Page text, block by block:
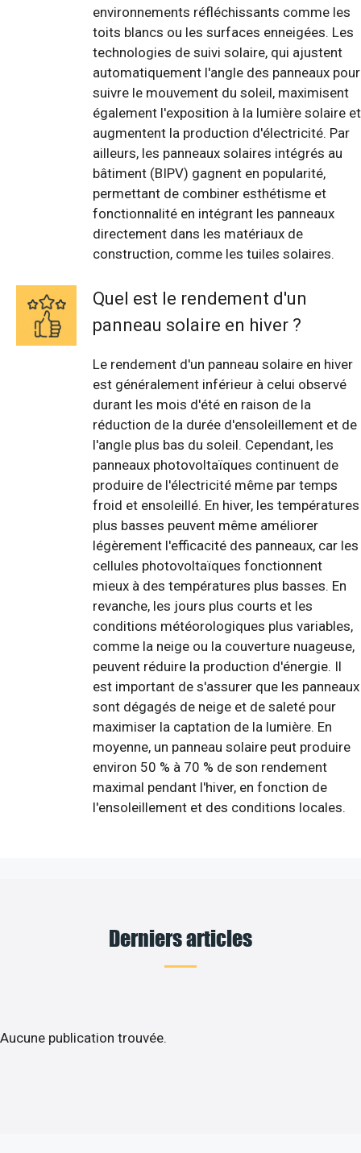
environnements réfléchissants comme les
toits blancs ou les surfaces enneigées. Les
technologies de suivi solaire, qui ajustent
automatiquement l'angle des panneaux pour
suivre le mouvement du soleil, maximisent
également l'exposition à la lumière solaire et
augmentent la production d'électricité. Par
ailleurs, les panneaux solaires intégrés au
bâtiment (BIPV) gagnent en popularité,
permettant de combiner esthétisme et
fonctionnalité en intégrant les panneaux
directement dans les matériaux de
construction, comme les tuiles solaires.
Quel est le rendement d'un
panneau solaire en hiver ?
Le rendement d'un panneau solaire en hiver
est généralement inférieur à celui observé
durant les mois d'été en raison de la
réduction de la durée d'ensoleillement et de
l'angle plus bas du soleil. Cependant, les
panneaux photovoltaïques continuent de
produire de l'électricité même par temps
froid et ensoleillé. En hiver, les températures
plus basses peuvent même améliorer
légèrement l'efficacité des panneaux, car les
cellules photovoltaïques fonctionnent
mieux à des températures plus basses. En
revanche, les jours plus courts et les
conditions météorologiques plus variables,
comme la neige ou la couverture nuageuse,
peuvent réduire la production d'énergie. Il
est important de s'assurer que les panneaux
sont dégagés de neige et de saleté pour
maximiser la captation de la lumière. En
moyenne, un panneau solaire peut produire
environ 50 % à 70 % de son rendement
maximal pendant l'hiver, en fonction de
l'ensoleillement et des conditions locales.
Derniers articles
Aucune publication trouvée.